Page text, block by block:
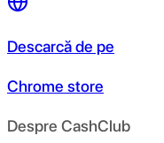
Descarcă de pe
Chrome store
Despre CashClub